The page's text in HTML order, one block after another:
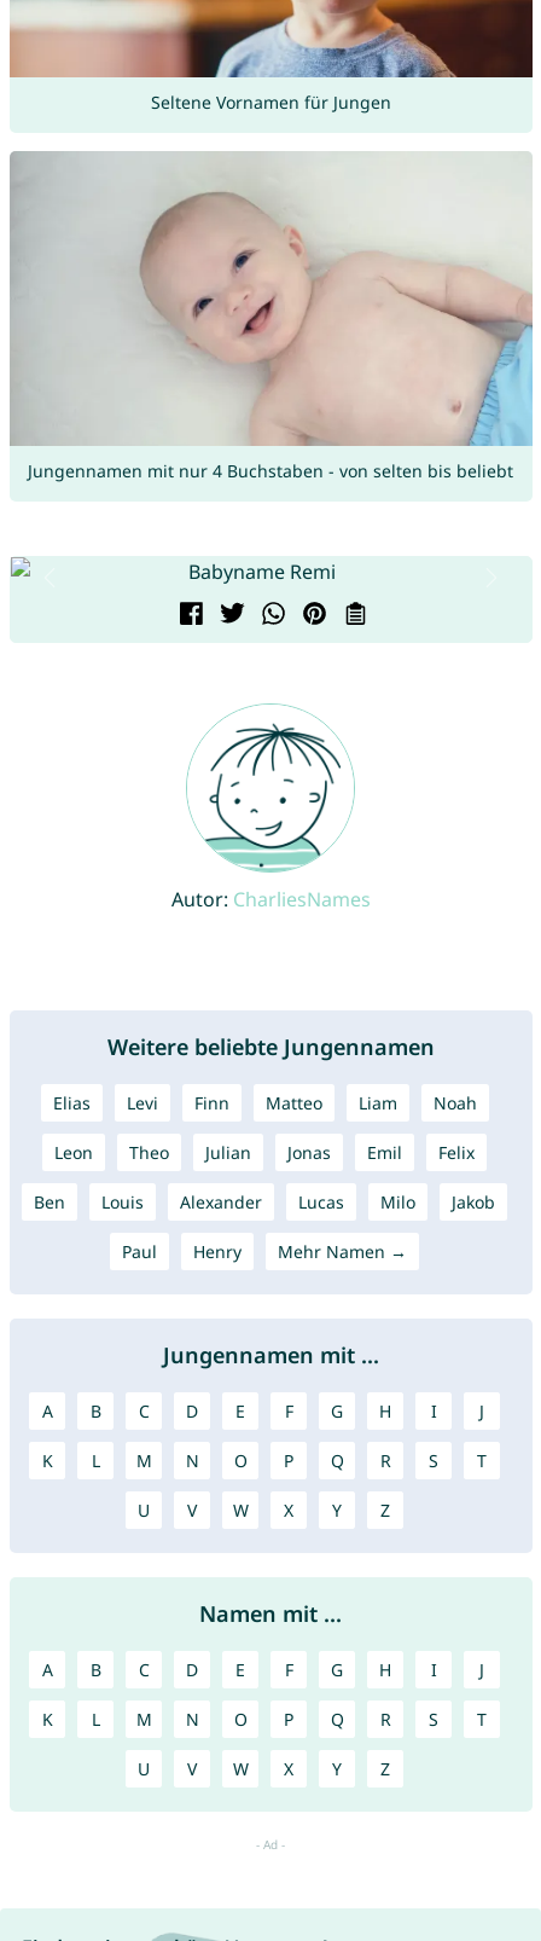
Seltene Vornamen für Jungen
Jungennamen mit nur 4 Buchstaben - von selten bis beliebt
Autor: CharliesNames
Weitere beliebte Jungennamen
Elias Levi Finn Matteo Liam Noah
Leon Theo Julian Jonas Emil Felix
Ben Louis Alexander Lucas Milo Jakob
Paul Henry Mehr Namen →
Jungennamen mit ...
A B C D E F G H I J
K L M N O P Q R S T
U V W X Y Z
Namen mit ...
A B C D E F G H I J
K L M N O P Q R S T
U V W X Y Z